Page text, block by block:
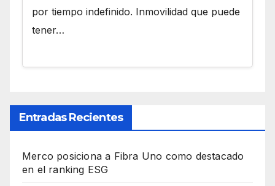
por tiempo indefinido. Inmovilidad que puede
tener…
Entradas Recientes
Merco posiciona a Fibra Uno como destacado
en el ranking ESG